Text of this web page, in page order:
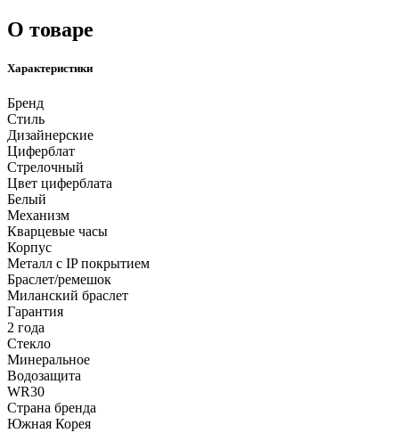
О товаре
Характеристики
Бренд
Стиль
Дизайнерские
Циферблат
Стрелочный
Цвет циферблата
Белый
Механизм
Кварцевые часы
Корпус
Металл с IP покрытием
Браслет/ремешок
Миланский браслет
Гарантия
2 года
Стекло
Минеральное
Водозащита
WR30
Страна бренда
Южная Корея